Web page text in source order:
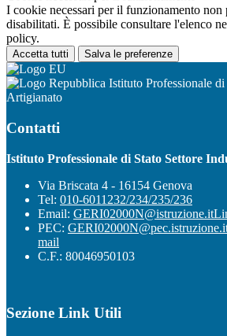
I cookie necessari per il funzionamento non
disabilitati. È possibile consultare l'elenco
policy.
Accetta tutti Salva le preferenze
Istituto Professionale
Artigianato
Contatti
Istituto Professionale di Stato Settore
Via Briscata 4 - 16154 Genova
Tel: 010-6011232/234/235/236
Email: GERI02000N@istruzione.it
PEC:
mail
C.F.: 80046950103
Sezione Link Utili